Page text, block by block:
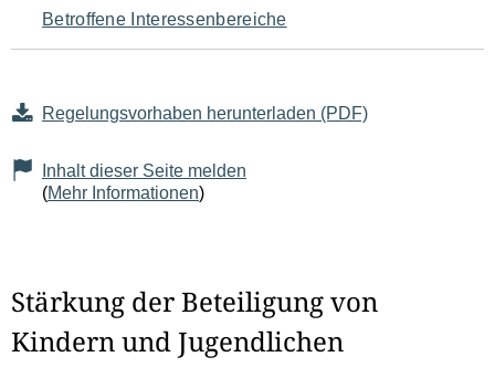
den
Betroffene Interessenbereiche
Regelungsvorhaben herunterladen (PDF)
Inhalt dieser Seite melden
(Mehr Informationen)
Stärkung der Beteiligung von
Kindern und Jugendlichen